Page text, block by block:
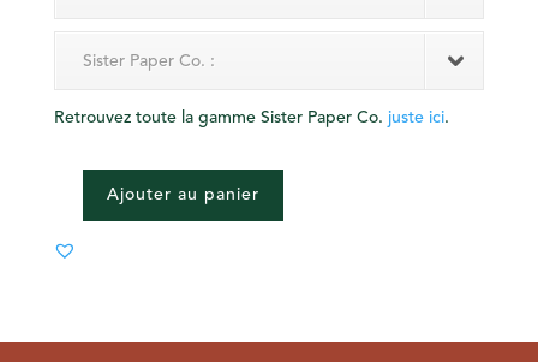
Sister Paper Co. :
Retrouvez toute la gamme Sister Paper Co. juste ici.
QUANTITÉ
CARNET
-
Ajouter au panier